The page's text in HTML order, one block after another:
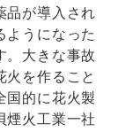
品が導入され
ようになった
。大きな事故
火を作ること
国的に花火製
煙火工業一社